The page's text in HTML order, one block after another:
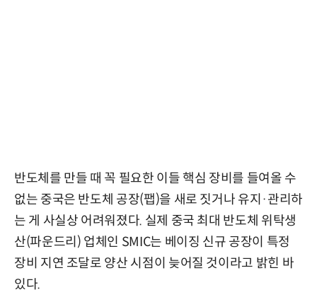
반도체를 만들 때 꼭 필요한 이들 핵심 장비를 들여올 수
없는 중국은 반도체 공장(팹)을 새로 짓거나 유지·관리하
는 게 사실상 어려워졌다. 실제 중국 최대 반도체 위탁생
산(파운드리) 업체인 SMIC는 베이징 신규 공장이 특정
장비 지연 조달로 양산 시점이 늦어질 것이라고 밝힌 바
있다.